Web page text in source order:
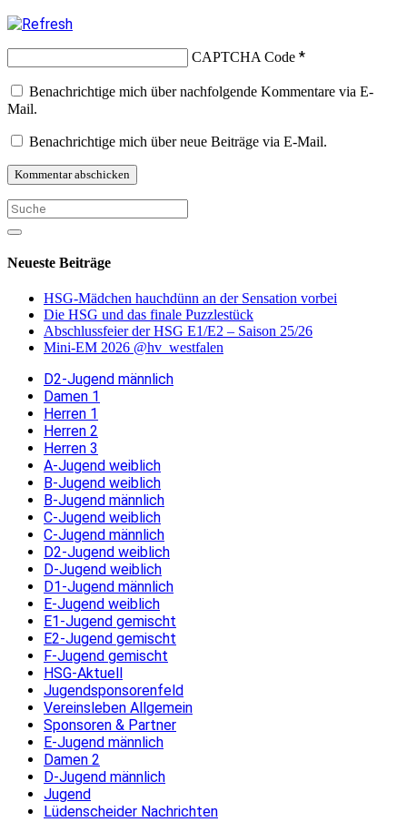
CAPTCHA Code *
Benachrichtige mich über nachfolgende Kommentare via E-
Mail.
Benachrichtige mich über neue Beiträge via E-Mail.
Neueste Beiträge
HSG-Mädchen hauchdünn an der Sensation vorbei
Die HSG und das finale Puzzlestück
Abschlussfeier der HSG E1/E2 – Saison 25/26
Mini-EM 2026 @hv_westfalen
D2-Jugend männlich
Damen 1
Herren 1
Herren 2
Herren 3
A-Jugend weiblich
B-Jugend weiblich
B-Jugend männlich
C-Jugend weiblich
C-Jugend männlich
D2-Jugend weiblich
D-Jugend weiblich
D1-Jugend männlich
E-Jugend weiblich
E1-Jugend gemischt
E2-Jugend gemischt
F-Jugend gemischt
HSG-Aktuell
Jugendsponsorenfeld
Vereinsleben Allgemein
Sponsoren & Partner
E-Jugend männlich
Damen 2
D-Jugend männlich
Jugend
Lüdenscheider Nachrichten